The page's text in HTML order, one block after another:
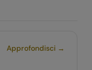
Approfondisci →